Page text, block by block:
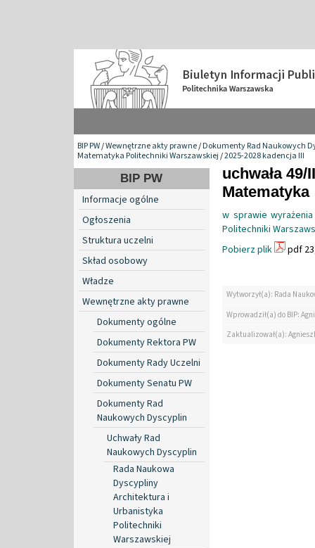
BIP PW/Wewnętrzne akty prawne/Dokumenty Rad Naukowych
Matematyka Politechniki Warszawskiej/2025-2028 kadencja III
BIP PW
Informacje ogólne
Ogłoszenia
Struktura uczelni
Skład osobowy
Władze
Wewnętrzne akty prawne
Dokumenty ogólne
Dokumenty Rektora PW
Dokumenty Rady Uczelni
Dokumenty Senatu PW
Dokumenty Rad
Naukowych Dyscyplin
Uchwały Rad
Naukowych Dyscyplin
Rada Naukowa
Dyscypliny
Architektura i
Urbanistyka
Politechniki
Warszawskiej
uchwała
Matematyka
w sprawie
Politechniki
Pobierz plik
pdf
Wytworzył(a): Rada
Wprowadził(a) do BIP:
Zaktualizował(a):